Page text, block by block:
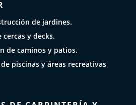
de jardines.
y decks.
de caminos y patios.
piscinas y áreas recreativas